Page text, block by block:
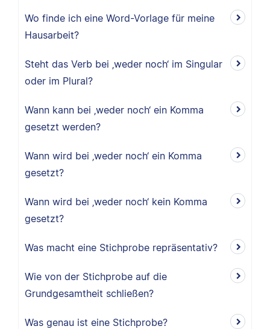
Wo finde ich eine Word-Vorlage für meine
Hausarbeit?
Steht das Verb bei ‚weder noch‘ im Singular
oder im Plural?
Wann kann bei ‚weder noch‘ ein Komma
gesetzt werden?
Wann wird bei ‚weder noch‘ ein Komma
gesetzt?
Wann wird bei ‚weder noch‘ kein Komma
gesetzt?
Was macht eine Stichprobe repräsentativ?
Wie von der Stichprobe auf die
Grundgesamtheit schließen?
Was genau ist eine Stichprobe?